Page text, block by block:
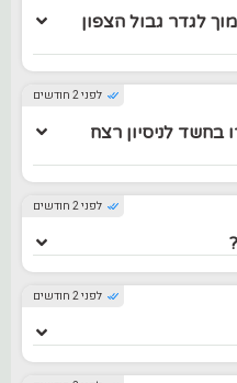
לגדר גבול הצפון
לפני 2 חודשים
בחשד לניסיון רצח
לפני 2 חודשים
לפני 2 חודשים